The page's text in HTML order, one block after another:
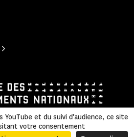
de confidentialité
|
YouTube et du suivi d'audience, ce site
votre consentement